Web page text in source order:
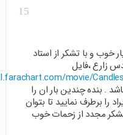
15
خوب و با تشکر از استاد
زارع ،فایل
movie/
. بنده چندین بار ان را
را برطرف نمایید تا بتوان
تشکر مجدد از زحمات خوب